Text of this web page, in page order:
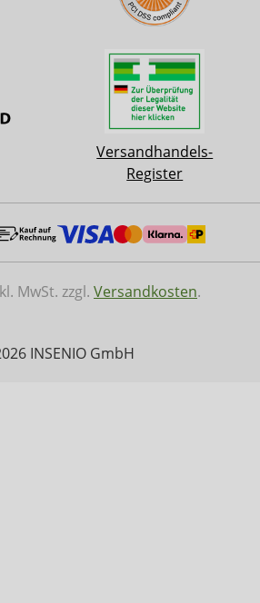
Versandhandels-
Register
MwSt. zzgl. Versandkosten.
INSENIO GmbH